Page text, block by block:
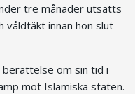
tre månader utsätts
våldtäkt innan hon slut
berättelse om sin tid i
mot Islamiska staten.